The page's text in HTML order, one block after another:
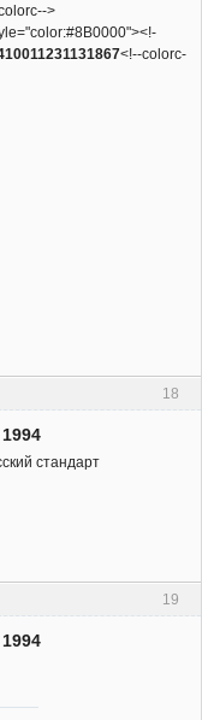
>
<!--colorc-
18
стандарт
19